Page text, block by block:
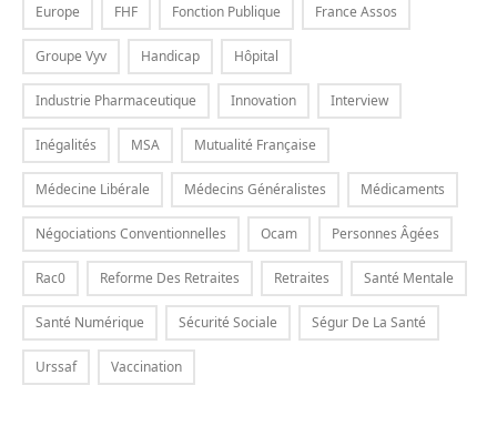
Europe FHF Fonction Publique France Assos
Groupe Vyv Handicap Hôpital
Industrie Pharmaceutique Innovation Interview
Inégalités MSA Mutualité Française
Médecine Libérale Médecins Généralistes Médicaments
Négociations Conventionnelles Ocam Personnes Âgées
Rac0 Reforme Des Retraites Retraites Santé Mentale
Santé Numérique Sécurité Sociale Ségur De La Santé
Urssaf Vaccination